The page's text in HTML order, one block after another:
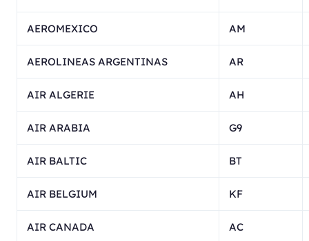
AEROMEXICO AM
AEROLINEAS ARGENTINAS AR
AIR ALGERIE AH
AIR ARABIA G9
AIR BALTIC BT
AIR BELGIUM KF
AIR CANADA AC